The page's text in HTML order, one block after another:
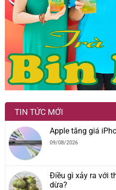
TIN TỨC MỚI
Apple tăng giá
09/08/2026
Điều gì xảy ra với
dừa?